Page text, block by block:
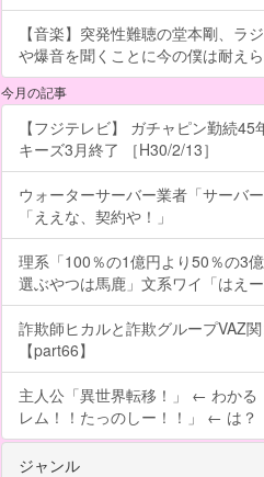
【音楽】突発性難聴の堂本剛、ラ
や爆音を聞くことに今の僕は耐えら
今月の記事
【フジテレビ】 ガチャピン勤続
キーズ3月終了 ［H30/2/13］
ウォーターサーバー業者「サーバ
「ええな、契約や！」
理系「100％の1億円より50％の3
選ぶやつは馬鹿」文系ワイ「はえー
詐欺師ヒカルと詐欺グループVAZ
【part66】
主人公「異世界転移！」 ← わか
レム！！たっのしー！！」 ← は？
ジャンル